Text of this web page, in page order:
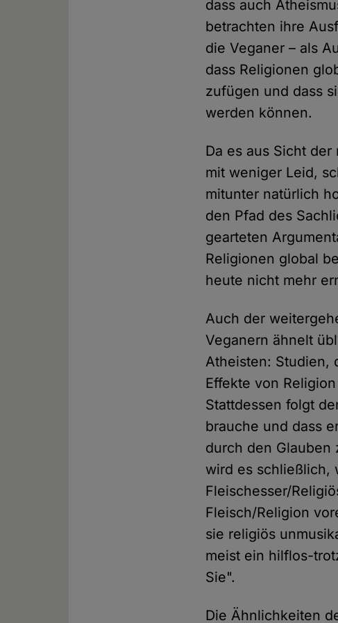
dass auch
betrachten ihre
die Veganer – als
dass Religionen
zufügen und dass
werden können.
Da es aus Sicht
mit weniger Leid,
mitunter natürlich
den Pfad des
gearteten
Religionen global
heute nicht mehr
Auch der
Veganern ähnelt
Atheisten: Studien,
Effekte von
Stattdessen folgt
brauche und dass
durch den Glauben
wird es schließlich,
Fleischesser/
Fleisch/Religion
sie religiös
meist ein hilflos-
Sie".
Die Ähnlichkeiten